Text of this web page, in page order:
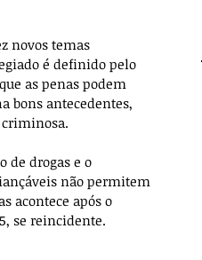
novos temas
é definido pelo
as penas podem
bons antecedentes,
de drogas e o
não permitem
acontece após o
se reincidente.